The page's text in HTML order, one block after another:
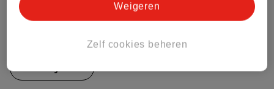
Zelf cookies beheren
Weigeren